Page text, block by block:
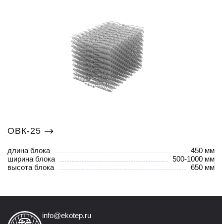
ОВК-25
длина блока
450 мм
ширина блока
500-1000 мм
высота блока
650 мм
info@ekotep.ru